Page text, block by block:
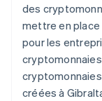
des
mettre en place
pour les
créées à